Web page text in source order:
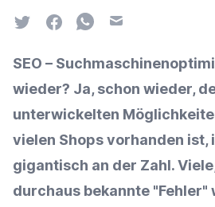
TwitterFacebookWhatsapp
Email
SEO –
wieder? Ja, schon wieder,
unterwickelten
vielen Shops vorhanden ist,
gigantisch an der Zahl.
durchaus bekannte "Fehler"